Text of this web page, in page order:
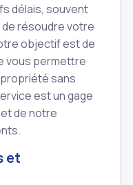
délais, souvent
de résoudre votre
objectif est de
vous permettre
sans
est un gage
de notre
et